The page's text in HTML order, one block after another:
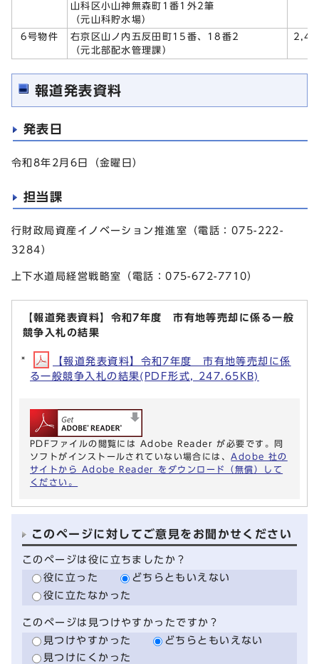
山科区小山神無森町1番1外2筆
（元山科貯水場）
6号物件
右京区山ノ内五反田町15番、18番2
（元北部配水管理課）
報道発表資料
発表日
令和8年2月6日（金曜日）
担当課
行財政局資産イノベーション推進室（電話：075-222-
3284）
上下水道局経営戦略室（電話：075-672-7710）
【報道発表資料】令和7年度 市有地等売却に係る一般
競争入札の結果
【報道発表資料】令和7年度 市有地等売却に係
る一般競争入札の結果(PDF形式, 247.65KB)
PDFファイルの閲覧には Adobe Reader が必要です。同
ソフトがインストールされていない場合には、Adobe 社の
サイトから Adobe Reader をダウンロード（無償）して
ください。
このページに対してご意見をお聞かせください
このページは役に立ちましたか？
役に立った
どちらともいえない
役に立たなかった
このページは見つけやすかったですか？
見つけやすかった
どちらともいえない
見つけにくかった